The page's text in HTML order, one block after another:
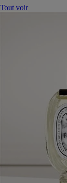
Tout voir